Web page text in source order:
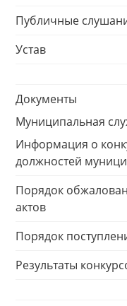
Публичные
Устав
Документы
Муниципальная
Информация о
должностей
Порядок
актов
Порядок
Результаты